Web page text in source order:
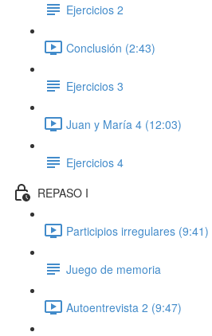
Ejercicios 2
Conclusión (2:43)
Ejercicios 3
Juan y María 4 (12:03)
Ejercicios 4
REPASO I
Participios irregulares (9:41)
Juego de memoria
Autoentrevista 2 (9:47)